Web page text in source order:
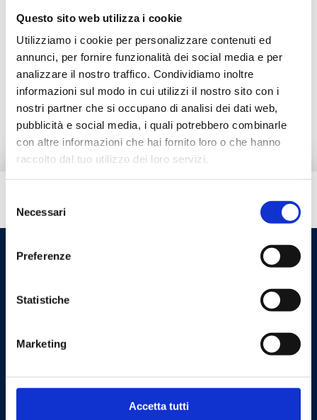
Questo sito web utilizza i cookie
Utilizziamo i cookie per personalizzare contenuti ed
annunci, per fornire funzionalità dei social media e per
analizzare il nostro traffico. Condividiamo inoltre
informazioni sul modo in cui utilizzi il nostro sito con i
nostri partner che si occupano di analisi dei dati web,
pubblicità e social media, i quali potrebbero combinarle
con altre informazioni che hai fornito loro o che hanno
raccolto dal tuo utilizzo dei loro servizi.
del
consenso
Necessari
Preferenze
Statistiche
Marketing
Accetta tutti
Документация
Дополнительные принадлежности
Cookie Policy Privacy Policy